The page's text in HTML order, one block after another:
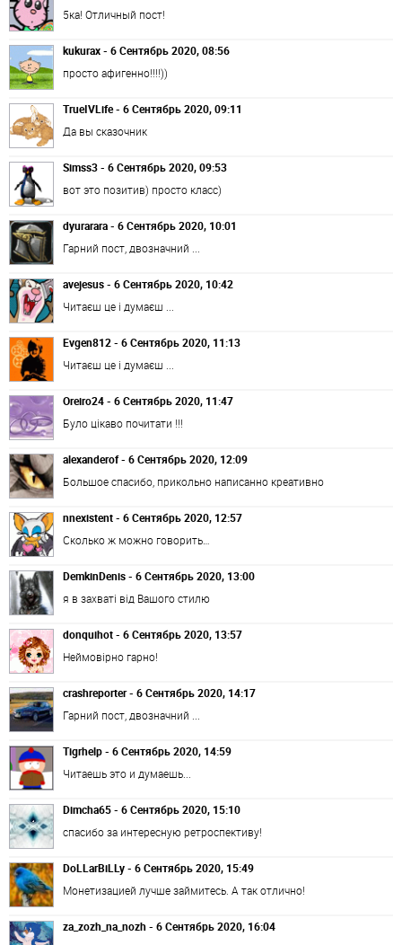
5ка! Отличный пост!
kukurax - 6 Сентябрь 2020, 08:56
просто афигенно!!!!))
TrueIVLife - 6 Сентябрь 2020, 09:11
Да вы сказочник
Simss3 - 6 Сентябрь 2020, 09:53
вот это позитив) просто класс)
dyurarara - 6 Сентябрь 2020, 10:01
Гарний пост, двозначний ...
avejesus - 6 Сентябрь 2020, 10:42
Читаєш це і думаєш ...
Evgen812 - 6 Сентябрь 2020, 11:13
Читаєш це і думаєш ...
Oreiro24 - 6 Сентябрь 2020, 11:47
Було цікаво почитати !!!
alexanderof - 6 Сентябрь 2020, 12:09
Большое спасибо, прикольно написанно креативно
nnexistent - 6 Сентябрь 2020, 12:57
Сколько ж можно говорить…
DemkinDenis - 6 Сентябрь 2020, 13:00
я в захваті від Вашого стилю
donquihot - 6 Сентябрь 2020, 13:57
Неймовірно гарно!
crashreporter - 6 Сентябрь 2020, 14:17
Гарний пост, двозначний ...
Tigrhelp - 6 Сентябрь 2020, 14:59
Читаешь это и думаешь...
Dimcha65 - 6 Сентябрь 2020, 15:10
спасибо за интересную ретроспективу!
DoLLarBiLLy - 6 Сентябрь 2020, 15:49
Монетизацией лучше займитесь. А так отлично!
za_zozh_na_nozh - 6 Сентябрь 2020, 16:04